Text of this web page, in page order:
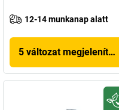
12-14 munkanap alatt
5 változat megjelenítése